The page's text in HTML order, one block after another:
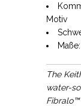
Motiv
The
water-